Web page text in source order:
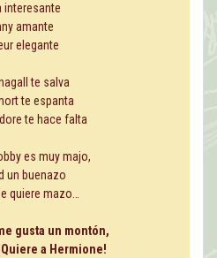
interesante
amante
elegante
te salva
te espanta
te hace falta
es muy majo,
un buenazo
quiere mazo…
gusta un montón,
a Hermione!